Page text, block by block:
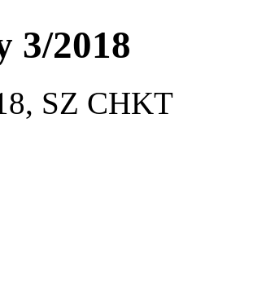
3/2018
SZ CHKT